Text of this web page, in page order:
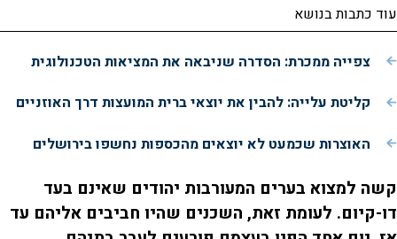
עוד כתבות בנושא
צפייה ממכרת: הסדרה שניבאה את המציאות הטכנולוגית
קליטת עלייה: להבין את יוצאי ברית המועצות דרך האוזניים
האוצרות שכמעט לא יוצאים מהכספות נחשפו בירושלים
קשה למצוא בערים המעורבות יהודים שאינם בעד
דו-קיום. לעומת זאת, השכנים שהיו חביבים אליהם עד